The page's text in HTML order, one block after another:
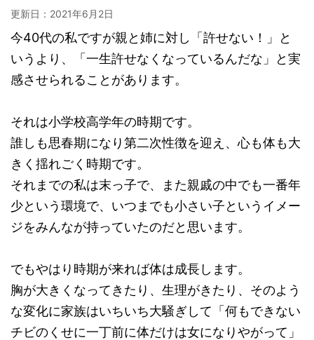
更新日： 2021年6月2日
今40代の私ですが親と姉に対し「許せない！」と
いうより、「一生許せなくなっているんだな」と実
感させられることがあります。
それは小学校高学年の時期です。
誰しも思春期になり第二次性徴を迎え、心も体も大
きく揺れごく時期です。
それまでの私は末っ子で、また親戚の中でも一番年
少という環境で、いつまでも小さい子というイメー
ジをみんなが持っていたのだと思います。
でもやはり時期が来れば体は成長します。
胸が大きくなってきたり、生理がきたり、そのよう
な変化に家族はいちいち大騒ぎして「何もできない
チビのくせに一丁前に体だけは女になりやがって」